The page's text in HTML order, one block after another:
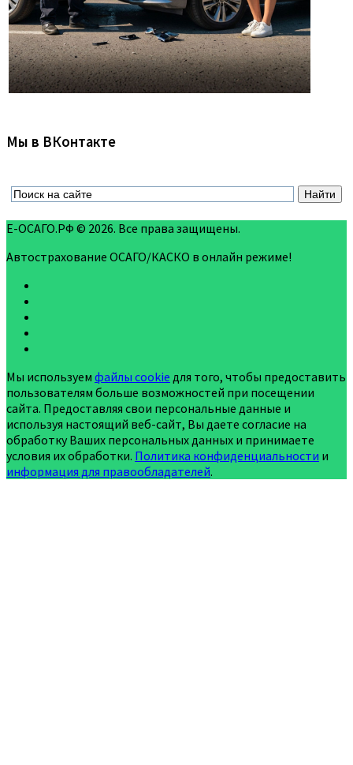
Мы в ВКонтакте
Е-ОСАГО.РФ © 2026. Все права защищены.
Автострахование ОСАГО/КАСКО в онлайн режиме!
Мы используем файлы cookie для того, чтобы предоставить
пользователям больше возможностей при посещении
сайта. Предоставляя свои персональные данные и
используя настоящий веб-сайт, Вы даете согласие на
обработку Ваших персональных данных и принимаете
условия их обработки. Политика конфиденциальности и
информация для правообладателей.